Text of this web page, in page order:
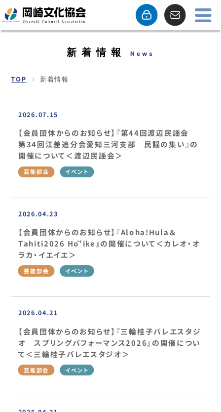
新着情報 News
TOP 新着情報
2026.07.15
【会員団体からのお知らせ】『第44回渡辺民謡会
第34回江差追分会愛知三河支部 民謡の集い』の
開催について＜渡辺民謡会＞
芸能部会 イベント
2026.04.23
【会員団体からのお知らせ】『Aloha!Hula＆
Tahiti2026 Hōʻike』の開催について＜カレオ・オ
ラカ・イエイエ＞
芸能部会 イベント
2026.04.21
【会員団体からのお知らせ】『三輪桂子バレエスタジ
オ スプリングパフォーマンス2026』の開催につい
て＜三輪桂子バレエスタジオ＞
芸能部会 イベント